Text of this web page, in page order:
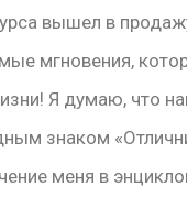
вышел в
мгновения,
Я думаю, что
знаком
меня в